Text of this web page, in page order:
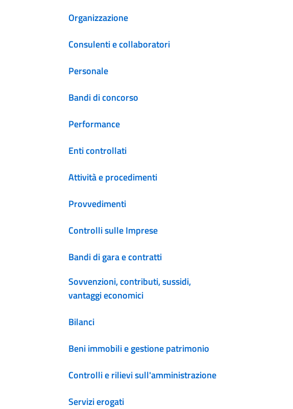
Organizzazione
Consulenti e collaboratori
Personale
Bandi di concorso
Performance
Enti controllati
Attività e procedimenti
Provvedimenti
Controlli sulle Imprese
Bandi di gara e contratti
Sovvenzioni, contributi, sussidi,
vantaggi economici
Bilanci
Beni immobili e gestione patrimonio
Controlli e rilievi sull'amministrazione
Servizi erogati